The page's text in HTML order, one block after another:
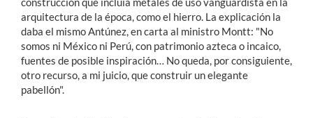
arquitectura de la época, como el hierro. La explicación la
daba el mismo Antúnez, en carta al ministro Montt: "No
somos ni México ni Perú, con patrimonio azteca o incaico,
fuentes de posible inspiración… No queda, por consiguiente,
otro recurso, a mi juicio, que construir un elegante
pabellón".